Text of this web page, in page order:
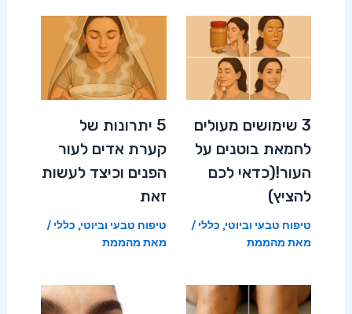
3 שימושים מעולים
לחמאת בוטנים על
העור!(כדאי לכם
להציץ)
טיפוח טבעי וביוטי, כללי /
מאת מהממת
5 יתרונות של
קערת אדים לעור
הפנים וכיצד לעשות
זאת
טיפוח טבעי וביוטי, כללי /
מאת מהממת